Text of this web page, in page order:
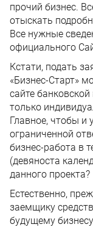
прочий бизнес.
отыскать
Все нужные
официального
Кстати, подать
«Бизнес-Старт»
сайте
только
Главное, чтобы и
ограниченной
бизнес-работа в
(девяноста
данного проекта?
Естественно,
заемщику
будущему